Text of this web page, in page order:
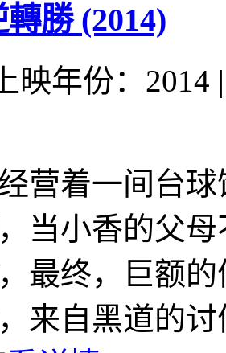
勝 (2014)
上映年份：2014 |
营着一间台
当小香的父
最终，巨额
来自黑道的